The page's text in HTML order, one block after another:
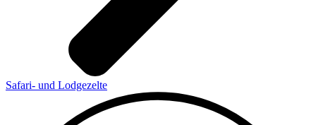
Safari- und Lodgezelte